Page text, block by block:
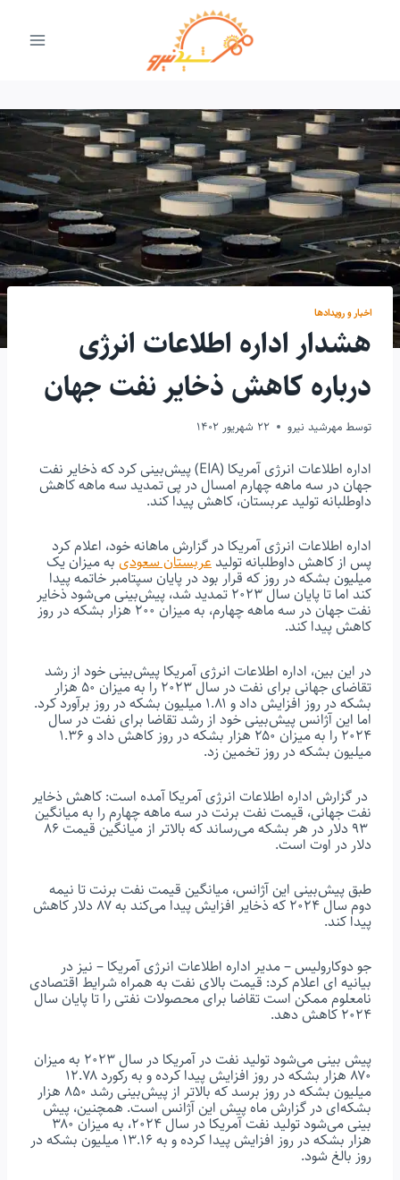
اخبار و رویدادها
هشدار اداره اطلاعات انرژی
درباره کاهش ذخایر نفت جهان
توسط مهرشید نیرو 22 شهریور 1402
اداره اطلاعات انرژی آمریکا (EIA) پیش‌بینی کرد که ذخایر نفت
جهان در سه ماهه چهارم امسال در پی تمدید سه ماهه کاهش
داوطلبانه تولید عربستان، کاهش پیدا کند.
اداره اطلاعات انرژی آمریکا در گزارش ماهانه خود، اعلام کرد
پس از کاهش داوطلبانه تولید عربستان سعودی به میزان یک
میلیون بشکه در روز که قرار بود در پایان سپتامبر خاتمه پیدا
کند اما تا پایان سال ۲۰۲۳ تمدید شد، پیش‌بینی می‌شود ذخایر
نفت جهان در سه ماهه چهارم، به میزان ۲۰۰ هزار بشکه در روز
کاهش پیدا کند.
در این بین، اداره اطلاعات انرژی آمریکا پیش‌بینی خود از رشد
تقاضای جهانی برای نفت در سال ۲۰۲۳ را به میزان ۵۰ هزار
بشکه در روز افزایش داد و ۱.۸۱ میلیون بشکه در روز برآورد کرد.
اما این آژانس پیش‌بینی خود از رشد تقاضا برای نفت در سال
۲۰۲۴ را به میزان ۲۵۰ هزار بشکه در روز کاهش داد و ۱.۳۶
میلیون بشکه در روز تخمین زد.
در گزارش اداره اطلاعات انرژی آمریکا آمده است: کاهش ذخایر
نفت جهانی، قیمت نفت برنت در سه ماهه چهارم را به میانگین
۹۳ دلار در هر بشکه می‌رساند که بالاتر از میانگین قیمت ۸۶
دلار در اوت است.
طبق پیش‌بینی این آژانس، میانگین قیمت نفت برنت تا نیمه
دوم سال ۲۰۲۴ که ذخایر افزایش پیدا می‌کند به ۸۷ دلار کاهش
پیدا کند.
جو دوکارولیس – مدیر اداره اطلاعات انرژی آمریکا – نیز در
بیانیه ای اعلام کرد: قیمت بالای نفت به همراه شرایط اقتصادی
نامعلوم ممکن است تقاضا برای محصولات نفتی را تا پایان سال
۲۰۲۴ کاهش دهد.
پیش بینی می‌شود تولید نفت در آمریکا در سال ۲۰۲۳ به میزان
۸۷۰ هزار بشکه در روز افزایش پیدا کرده و به رکورد ۱۲.۷۸
میلیون بشکه در روز برسد که بالاتر از پیش‌بینی رشد ۸۵۰ هزار
بشکه‌ای در گزارش ماه پیش این آژانس است. همچنین، پیش
بینی می‌شود تولید نفت آمریکا در سال ۲۰۲۴، به میزان ۳۸۰
هزار بشکه در روز افزایش پیدا کرده و به ۱۳.۱۶ میلیون بشکه در
روز بالغ شود.